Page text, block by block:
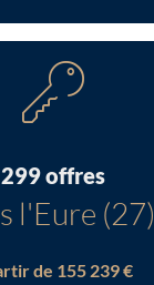
299 offres
l'Eure (27)
de 155 239 €